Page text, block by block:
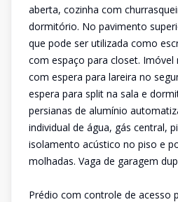
aberta, cozinha com
dormitório. No pavimento
que pode ser utilizada como
com espaço para closet. Imóvel
com espera para lareira no
espera para split na sala e
persianas de alumínio
individual de água, gás central,
isolamento acústico no piso e
molhadas. Vaga de garagem
Prédio com controle de acesso